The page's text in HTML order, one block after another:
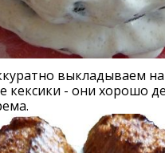
выкладываем
кексики - они хорошо